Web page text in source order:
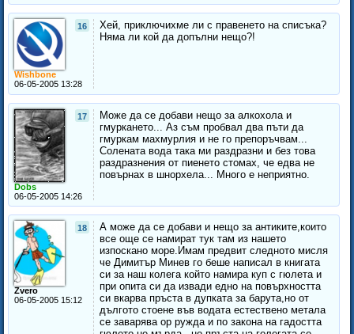
16
Wishbone
06-05-2005 13:28
Хей, приключихме ли с правенето на списъка?
Няма ли кой да допълни нещо?!
17
Dobs
06-05-2005 14:26
Мoже да се добави нещо за алкохола и
гмуркането... Аз съм пробвал два пъти да
гмуркам махмурлия и не го препоръчвам...
Солената вода така ми раздразни и без това
раздразнения от пиенето стомах, че едва не
повърнах в шнорхела... Много е неприятно.
18
Zvero
06-05-2005 15:12
А може да се добави и нещо за антиките,които
все още се намират тук там из нашето
изпоскано море.Имам предвит следното мисля
че Димитър Минев го беше написал в книгата
си за наш колега който намира куп с гюлета и
при опита си да извади едно на повърхността
си вкарва пръста в дупката за барута,но от
дългото стоене във водата естествено метала
се заварява ор ружда и по закона на гадостта